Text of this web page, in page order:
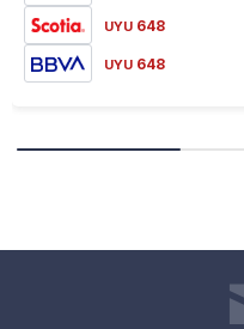
UYU 648
UYU 648